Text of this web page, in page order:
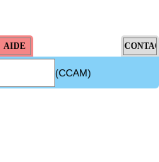
(CCAM)